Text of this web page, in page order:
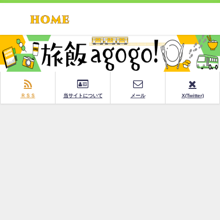
ＲＳＳ 当サイトについて メール X(Twitter)